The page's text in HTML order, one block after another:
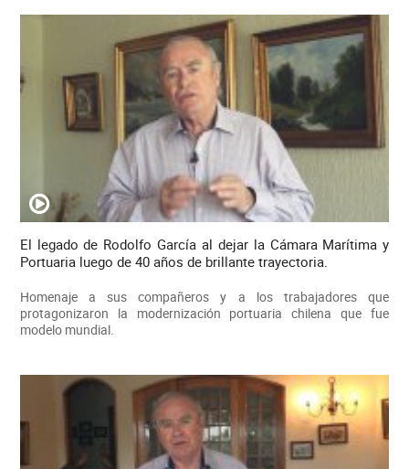
El legado de Rodolfo García al dejar la Cámara Marítima y
Portuaria luego de 40 años de brillante trayectoria.
Homenaje a sus compañeros y a los trabajadores que
protagonizaron la modernización portuaria chilena que fue
modelo mundial.